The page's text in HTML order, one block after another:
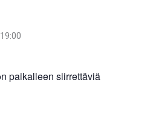
19:00
paikalleen siirrettäviä